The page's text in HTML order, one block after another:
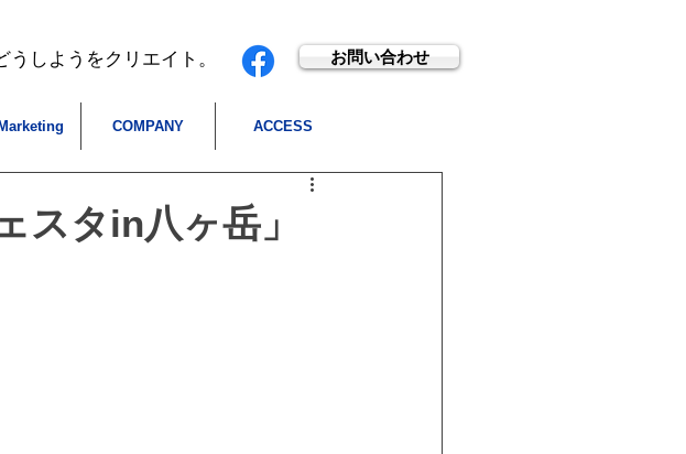
しようをクリエイト。 お問い合わせ
COMPANY ACCESS
スタin八ヶ岳」